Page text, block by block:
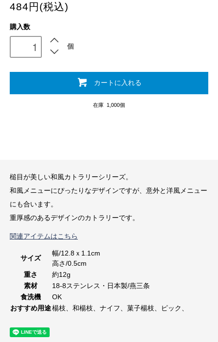
484円(税込)
購入数
個
カートに入れる
在庫 1,000個
槌目が美しい和風カトラリーシリーズ。
和風メニューにぴったりなデザインですが、意外と洋風メニュー
にも合います。
重厚感のあるデザインのカトラリーです。
関連アイテムはこちら
サイズ
幅/12.8ｘ1.1cm
高さ/0.5cm
重さ
約12g
素材
18-8ステンレス・日本製/燕三条
食洗機
OK
おすすめ用途楊枝、和楊枝、ナイフ、菓子楊枝、ピック、